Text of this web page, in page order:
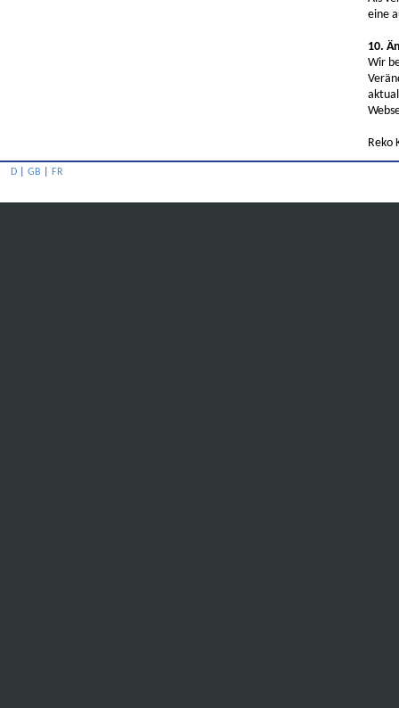
eine
10.
Wir
Reko
D GB FR